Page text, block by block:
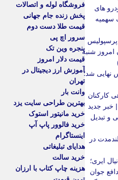
های
حذف سهمیه
شنبه
نهایی شد؛
کارکنان
دولت در 17 مرداد 1405 | خبر جدید
و تبدیل
در
ایری؛
جوان
فروشگاه لوله و اتصالات
پخش زنده جام جهانی
قیمت طلا دست دوم
سرور اچ پی
پنجره وین تک
قیمت دلار امروز
آموزش ارز دیجیتال در
تهران
وانت بار
بهترین طراحی سایت یزد
خرید مانیتور استوک
خرید فالوور پاپ آپ
اینستاگرام
هدایای تبلیغاتی
خرید سالت
هزینه چاپ کتاب با ارزان